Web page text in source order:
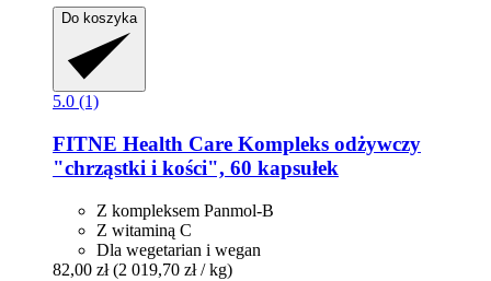
Do koszyka
5.0 (1)
FITNE Health Care Kompleks odżywczy
"chrząstki i kości", 60 kapsułek
Z kompleksem Panmol-B
Z witaminą C
Dla wegetarian i wegan
82,00 zł (2 019,70 zł / kg)